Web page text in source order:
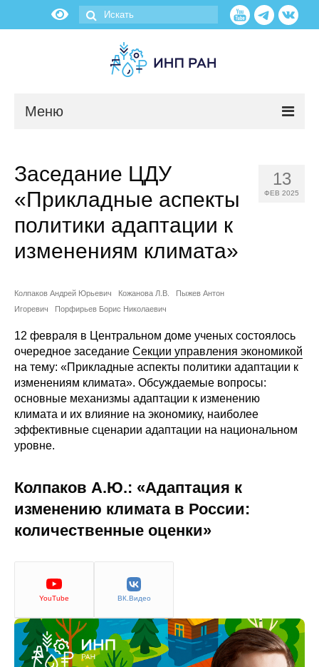
Меню
О нас
Об институте
Научные подразделения
Отчетность
Противодействие коррупции
Материалы для СМИ
Издания
Проблемы прогнозирования
О журнале
Номера журналов
Редакционная этика
13
ФЕВ 2025
Заседание ЦДУ
«Прикладные аспекты
политики адаптации к
изменениям климата»
Колпаков Андрей Юрьевич Кожанова Л.В.
Пыжев Антон
Игоревич
Порфирьев Борис Николаевич
12 февраля в Центральном доме ученых состоялось
очередное заседание Секции управления экономикой
на тему: «Прикладные аспекты политики адаптации к
изменениям климата». Обсуждаемые вопросы:
основные механизмы адаптации к изменению
климата и их влияние на экономику, наиболее
эффективные сценарии адаптации на национальном
уровне.
Колпаков А.Ю.: «Адаптация к
изменению климата в России:
количественные оценки»
YouTube ВК.Видео